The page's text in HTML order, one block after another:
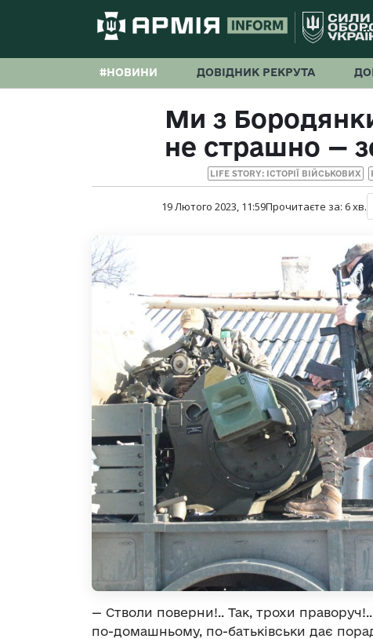
#НОВИНИ ДОВІДНИК РЕКРУТА
Ми з
не страшно —
LIFE STORY: ІСТОРІЇ ВІЙСЬКОВИХ
19 Лютого 2023, 11:59Прочитаєте за: 6хв.
— Стволи поверни!.. Так, трохи
по-домашньому, по-батьківськи дає